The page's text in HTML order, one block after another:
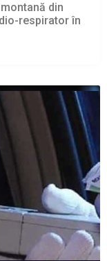
din
respirator în